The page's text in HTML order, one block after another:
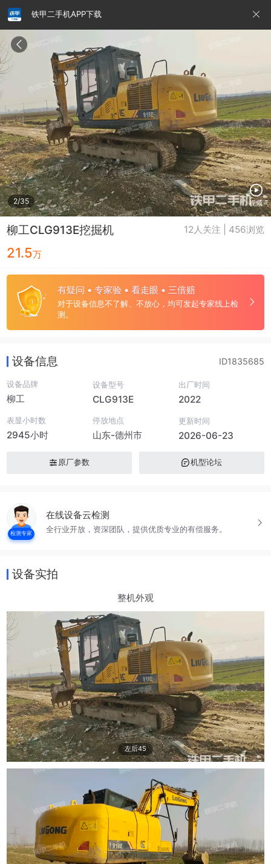
铁甲二手机APP下载
2/35 视频
柳工CLG913E挖掘机 12人关注 | 456浏览
21.5万
有疑问 • 专家验 • 看走眼 • 三倍赔
对于设备信息不了解、不放心，均可发起专家线上检
测。
请输入手机号
即
表
示
您
同
意
《隐
私
政
策》
设备信息 ID1835685
设备品牌
柳工
设备型号
CLG913E
出厂时间
2022
表显小时数
2945小时
停放地点
山东-德州市
更新时间
2026-06-23
原厂参数 机型论坛
检测专家
在线设备云检测
全行业开放，资深团队，提供优质专业的有偿服务。
设备实拍
整机外观
左后45
铁甲龙总部 4000099032 认证经纪人